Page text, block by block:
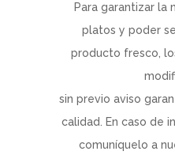
Para garantizar la
platos y poder
producto fresco,
sin previo aviso
calidad. En caso de
comuníquelo a